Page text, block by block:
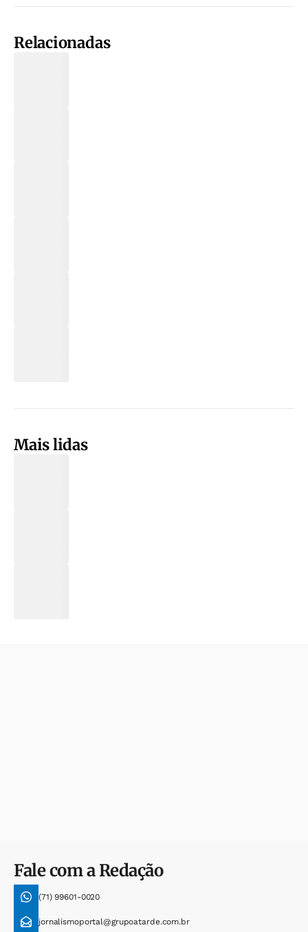
Relacionadas
Mais lidas
Fale com a Redação
(71) 99601-0020
jornalismoportal@grupoatarde.com.br